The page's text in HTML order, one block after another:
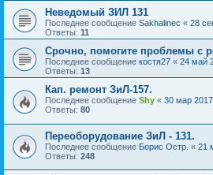
Неведомый ЗИЛ 131
Последнее сообщение Sakhalinec « 28
Ответы: 11
Срочно, помогите проблемы с
Последнее сообщение костя27 « 24 май
Ответы: 13
Кап. ремонт ЗиЛ-157.
Последнее сообщение Shy « 30 мар
Ответы: 80
Переоборудование ЗиЛ - 131.
Последнее сообщение Борис Остр. « 21
Ответы: 248